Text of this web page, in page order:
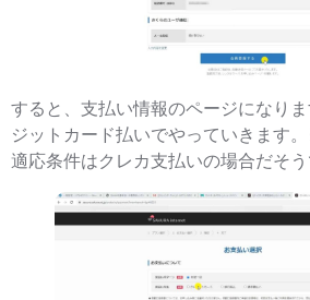
すると、支払い情報のページになり
ジットカード払いでやっていきます
適応条件はクレカ支払いの場合だそう